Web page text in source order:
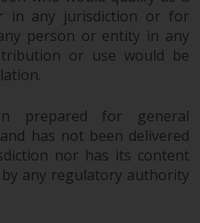
bestrebt ist,
die
dieser Website
korrekt und
übernimmt
noch
in any jurisdiction or for
person or entity in any
or use would be
prepared for general
has not been delivered
nor has its content
any regulatory authority